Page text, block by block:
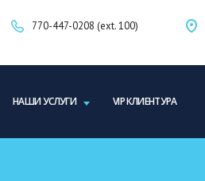
770-447-0208 (ext. 100)
НАШИ УСЛУГИ VIP КЛИЕНТУРА